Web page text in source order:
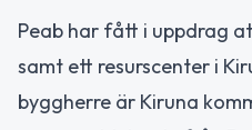
Peab har fått i uppdrag
samt ett resurscenter i
byggherre är Kiruna